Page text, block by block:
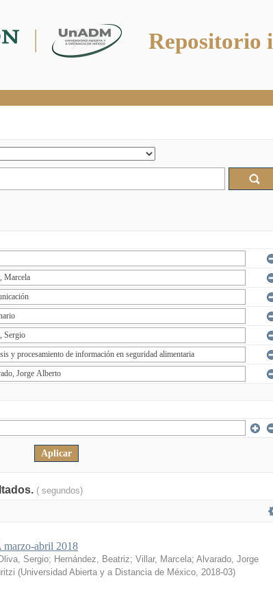
Repositorio
( segundos)
abril 2018
Sergio; Hernández, Beatriz; Villar, Marcela; Alvarado, Jorge
(Universidad Abierta y a Distancia de México, 2018-03)